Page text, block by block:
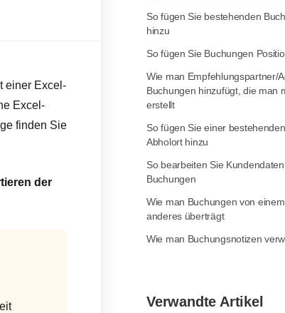
einer Excel-
Excel-
finden Sie
der
So fügen Sie bestehenden
hinzu
So fügen Sie Buchungen
Wie man Empfehlungspartner/
Buchungen hinzufügt, die man
erstellt
So fügen Sie einer
Abholort hinzu
So bearbeiten Sie
Buchungen
Wie man Buchungen von
anderes überträgt
Wie man Buchungsnotizen
Verwandte Artikel